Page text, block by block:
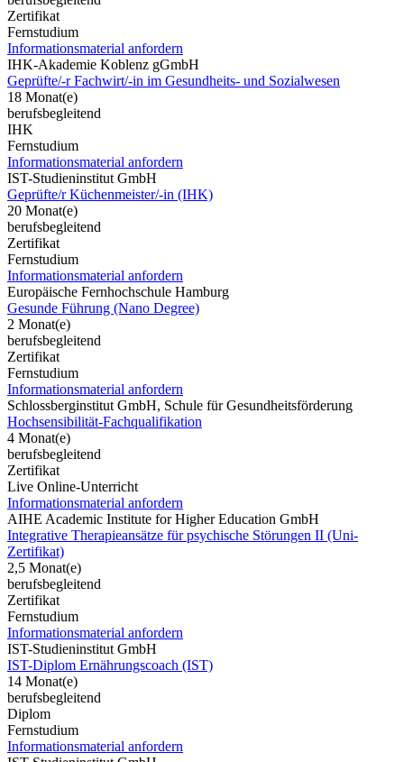
Zertifikat
Fernstudium
Informationsmaterial anfordern
IHK-Akademie Koblenz gGmbH
Geprüfte/-r Fachwirt/-in im Gesundheits- und Sozialwesen
18 Monat(e)
berufsbegleitend
IHK
Fernstudium
Informationsmaterial anfordern
IST-Studieninstitut GmbH
Geprüfte/r Küchenmeister/-in (IHK)
20 Monat(e)
berufsbegleitend
Zertifikat
Fernstudium
Informationsmaterial anfordern
Europäische Fernhochschule Hamburg
Gesunde Führung (Nano Degree)
2 Monat(e)
berufsbegleitend
Zertifikat
Fernstudium
Informationsmaterial anfordern
Schlossberginstitut GmbH, Schule für Gesundheitsförderung
Hochsensibilität-Fachqualifikation
4 Monat(e)
berufsbegleitend
Zertifikat
Live Online-Unterricht
Informationsmaterial anfordern
AIHE Academic Institute for Higher Education GmbH
Integrative Therapieansätze für psychische Störungen II (Uni-
Zertifikat)
2,5 Monat(e)
berufsbegleitend
Zertifikat
Fernstudium
Informationsmaterial anfordern
IST-Studieninstitut GmbH
IST-Diplom Ernährungscoach (IST)
14 Monat(e)
berufsbegleitend
Diplom
Fernstudium
Informationsmaterial anfordern